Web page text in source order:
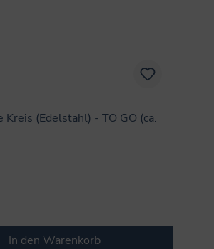
Kreis (Edelstahl) - TO GO (ca.
In den Warenkorb